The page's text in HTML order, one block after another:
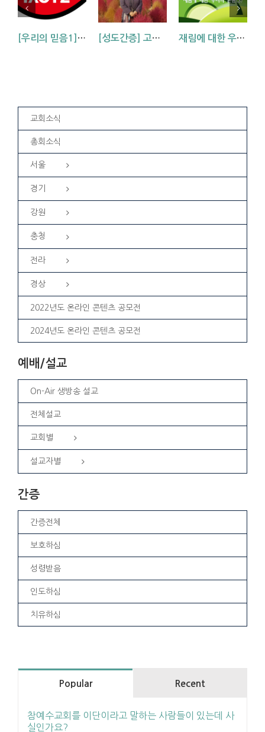
[우리의 믿음1] 믿음의 대상 예수그리스도 [성도간증] 고난을 통해 깨닫게 하시는 하나님 (부산교회 송경희 집사님) 재림에 대한 우리의 믿음(3)
교회소식
총회소식
서울
경기
강원
충청
전라
경상
2022년도 온라인 콘텐츠 공모전
2024년도 온라인 콘텐츠 공모전
예배/설교
On-Air 생방송 설교
전체설교
교회별
설교자별
간증
간증전체
보호하심
성령받음
인도하심
치유하심
Popular Recent
참예수교회를 이단이라고 말하는 사람들이 있는데 사
실인가요?